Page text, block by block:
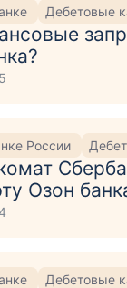
Дебетовые
России
Озон
Дебетовые